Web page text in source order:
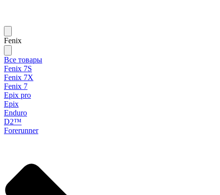
Fenix
Все товары
Fenix 7S
Fenix 7X
Fenix 7
Epix pro
Epix
Enduro
D2™
Forerunner